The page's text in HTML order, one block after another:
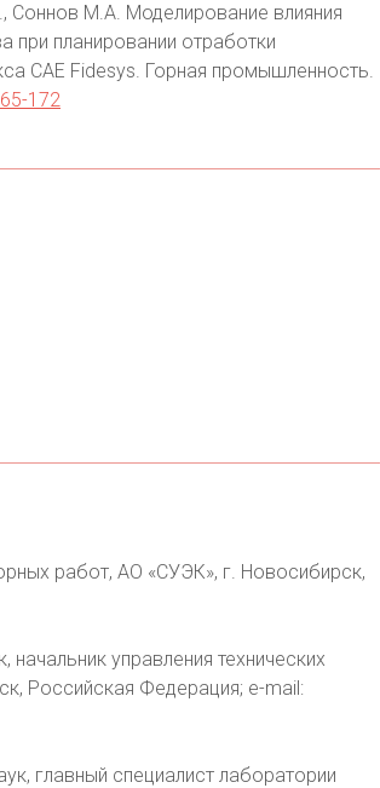
Соннов М.А. Моделирование влияния
планировании отработки
CAE Fidesys. Горная промышленность.
172
работ, АО «СУЭК», г. Новосибирск,
начальник управления технических
Российская Федерация; e-mail:
главный специалист лаборатории